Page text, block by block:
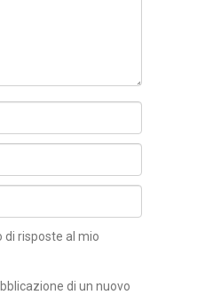
di risposte al mio
di un nuovo